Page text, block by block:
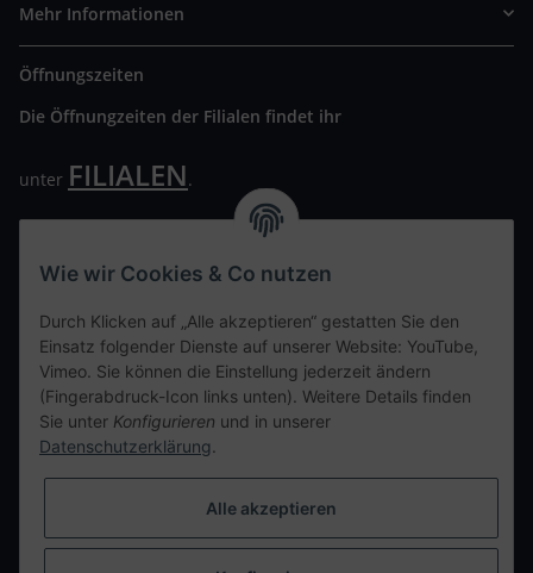
Mehr Informationen
Öffnungszeiten
Die Öffnungzeiten der Filialen findet ihr
unter FILIALEN.
Wir freuen uns auf Euren Besuch. Bitte beachtet die
Kontaktdaten
tweet
teilen
Wie wir Cookies & Co nutzen
Durch Klicken auf „Alle akzeptieren“ gestatten Sie den
Einsatz folgender Dienste auf unserer Website: YouTube,
Vimeo. Sie können die Einstellung jederzeit ändern
(Fingerabdruck-Icon links unten). Weitere Details finden
Sie unter Konfigurieren und in unserer
Datenschutzerklärung.
Alle akzeptieren